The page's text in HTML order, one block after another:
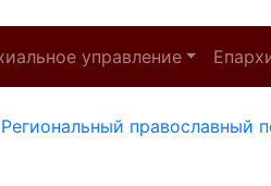
управление
православный